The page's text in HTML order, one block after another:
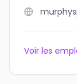
Voir les